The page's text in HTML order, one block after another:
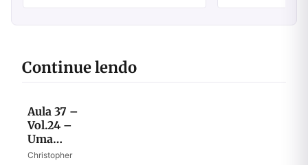
Continue lendo
Aula 37 –
Vol.24 –
Uma
lâmpada
Christopher